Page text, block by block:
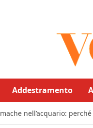
Addestramento
nell’acquario: